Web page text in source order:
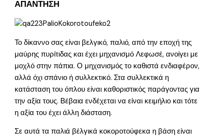
ΑΠΑΝΤΗΣΗ
Το δίκαννο σας είναι βελγικό, παλιό, από την εποχή της
μαύρης πυρίτιδας και έχει μηχανισμό Λεφωσέ, ανοίγει με
μοχλό στην πάπια. Ο μηχανισμός το καθιστά ενδιαφέρον,
αλλά όχι σπάνιο ή συλλεκτικό. Στα συλλεκτικά η
κατάσταση του όπλου είναι καθοριστικός παράγοντας για
την αξία τους. Βέβαια ενδέχεται να είναι κειμήλιο και τότε
η αξία του έχει άλλη διάσταση.
Σε αυτά τα παλιά βέλγικά κοκοροτούφεκα η βάση είναι